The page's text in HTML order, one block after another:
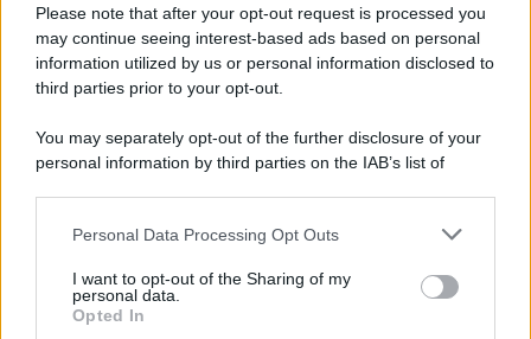
Please note that after your opt-out request is processed you
may continue seeing interest-based ads based on personal
information utilized by us or personal information disclosed to
third parties prior to your opt-out.
You may separately opt-out of the further disclosure of your
personal information by third parties on the IAB’s list of
This information may also be disclosed by us to third parties
disclose it to other third parties.
Please note that this website/app uses one or more Google
Personal Data Processing Opt Outs
I want to opt-out of the Sharing of my
personal data.
Opted In